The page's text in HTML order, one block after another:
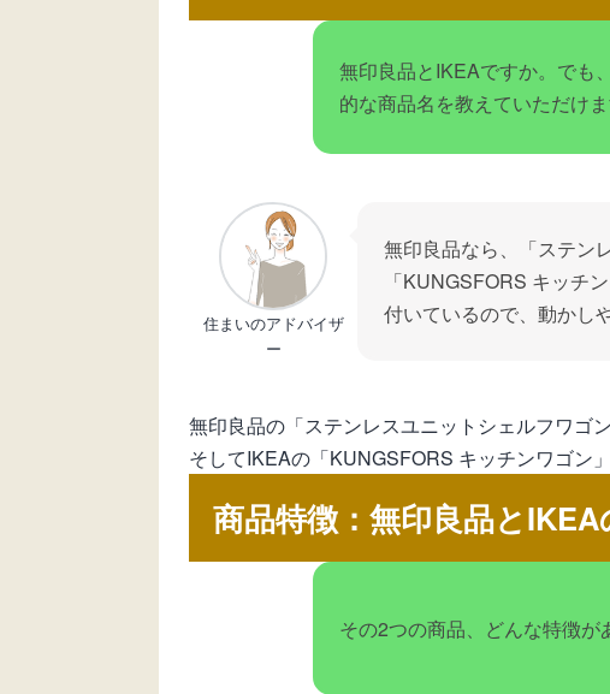
無印良品とIKEAですか。でも
的な商品名を教えていただけ
住まいのアドバイザ
ー
無印良品なら、「ステン
「KUNGSFORS キッチ
付いているので、動かし
無印良品の「ステンレスユニットシェルフワゴ
そしてIKEAの「KUNGSFORS キッチンワゴン
商品特徴：無印良品と
その2つの商品、どんな特徴が